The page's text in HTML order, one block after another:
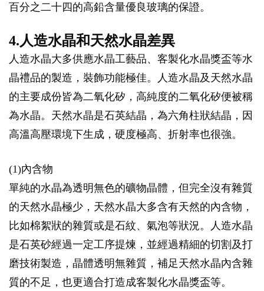
百分之二十四的高鉛含量優良玻璃的保證。
4.人造水晶和天然水晶差異
人造水晶大多供應水晶工藝品、客製化水晶獎盃等水
晶禮品的製造，裝飾功能極佳。人造水晶及天然水晶
的主要成份皆為二氧化矽，高純度的二氧化矽便被稱
為水晶。天然水晶是石英結晶，為六角柱狀結晶，因
高溫高壓環境下生成，硬度極高、折射率也很強。
(1)內含物
單純的水晶為透明無色的礦物晶體，但完全沒有雜質
的天然水晶極少，天然水晶大多含有天然的內含物，
比如棉絮狀的雜質或是石紋、氣泡等狀況。人造水晶
是石英砂經過一定工序提煉，並經過精細的切割及打
磨技術製造，晶體透明無雜質，補足天然水晶內含雜
質的不足，也更適合打造成客製化水晶獎盃等。